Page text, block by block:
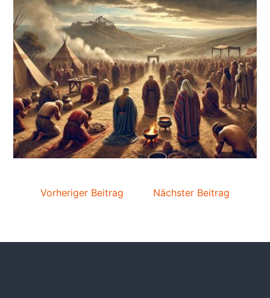
Vorheriger Beitrag Nächster Beitrag